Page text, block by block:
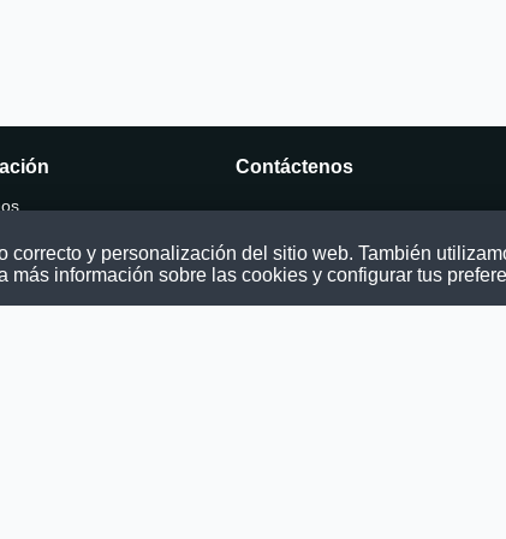
Contáctenos
y personalización del sitio web. También
información sobre las cookies y configurar tus